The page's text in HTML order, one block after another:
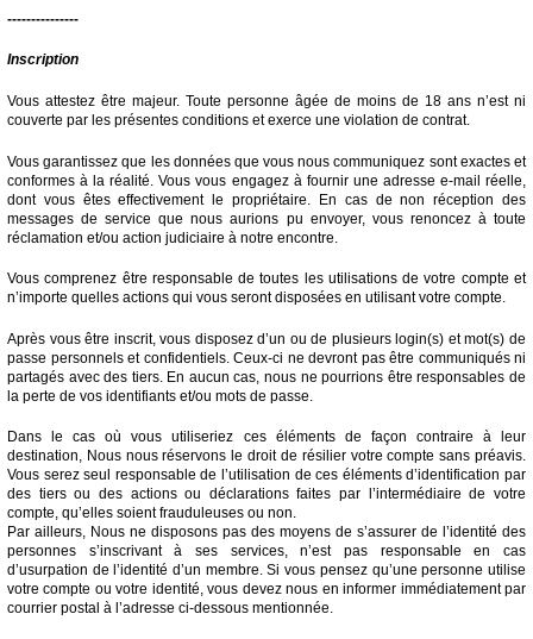
---------------
Inscription
Vous attestez être majeur. Toute personne âgée de moins de 18 ans n’est ni
couverte par les présentes conditions et exerce une violation de contrat.
Vous garantissez que les données que vous nous communiquez sont exactes et
conformes à la réalité. Vous vous engagez à fournir une adresse e-mail réelle,
dont vous êtes effectivement le propriétaire. En cas de non réception des
messages de service que nous aurions pu envoyer, vous renoncez à toute
réclamation et/ou action judiciaire à notre encontre.
Vous comprenez être responsable de toutes les utilisations de votre compte et
n’importe quelles actions qui vous seront disposées en utilisant votre compte.
Après vous être inscrit, vous disposez d’un ou de plusieurs login(s) et mot(s) de
passe personnels et confidentiels. Ceux-ci ne devront pas être communiqués ni
partagés avec des tiers. En aucun cas, nous ne pourrions être responsables de
la perte de vos identifiants et/ou mots de passe.
Dans le cas où vous utiliseriez ces éléments de façon contraire à leur
destination, Nous nous réservons le droit de résilier votre compte sans préavis.
Vous serez seul responsable de l’utilisation de ces éléments d’identification par
des tiers ou des actions ou déclarations faites par l’intermédiaire de votre
compte, qu’elles soient frauduleuses ou non.
Par ailleurs, Nous ne disposons pas des moyens de s’assurer de l’identité des
personnes s’inscrivant à ses services, n’est pas responsable en cas
d’usurpation de l’identité d’un membre. Si vous pensez qu’une personne utilise
votre compte ou votre identité, vous devez nous en informer immédiatement par
courrier postal à l’adresse ci-dessous mentionnée.